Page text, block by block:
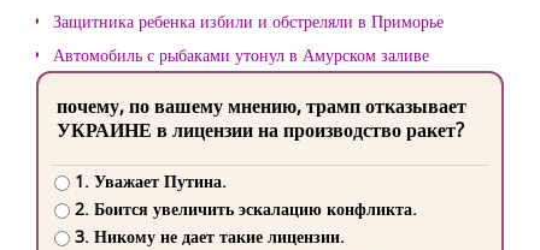
Защитника ребенка избили и обстреляли в Приморье
Автомобиль с рыбаками утонул в Амурском заливе
почему, по вашему мнению, трамп отказывает
УКРАИНЕ в лицензии на производство ракет?
1. Уважает Путина.
2. Боится увеличить эскалацию конфликта.
3. Никому не дает такие лицензии.